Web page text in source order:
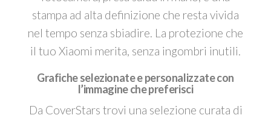
stampa ad alta definizione che resta vivida
nel tempo senza sbiadire. La protezione che
il tuo Xiaomi merita, senza ingombri inutili.
Grafiche selezionate e personalizzate con
l’immagine che preferisci
Da CoverStars trovi una selezione curata di